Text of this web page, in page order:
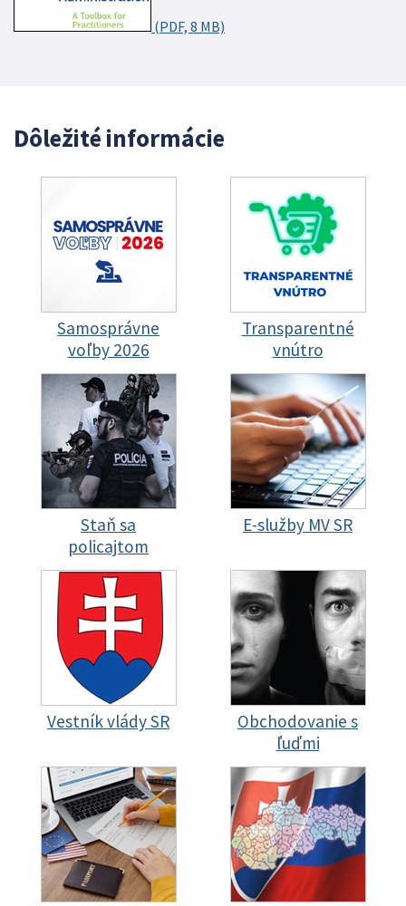
(PDF, 8 MB)
Dôležité informácie
Samosprávne
voľby 2026
Transparentné
vnútro
Staň sa
policajtom
E-služby MV SR
Vestník vlády SR
Obchodovanie s
ľuďmi